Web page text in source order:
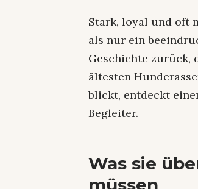
Stark, loyal und oft
als nur ein
Geschichte zurück,
ältesten
blickt, entdeckt
Begleiter.
Was sie
müssen